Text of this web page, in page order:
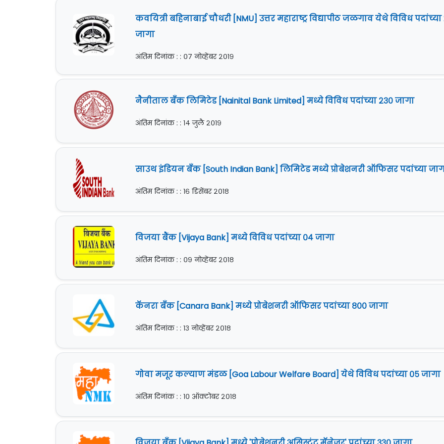
कवयित्री बहिनाबाई चौधरी [NMU] उत्तर महाराष्ट्र विद्यापीठ जळगाव येथे विविध
जागा
अंतिम दिनांक : : ०७ नोव्हेंबर २०१९
नैनीताल बँक लिमिटेड [Nainital Bank Limited] मध्ये विविध पदांच्या २३० जागा
अंतिम दिनांक : : १४ जुलै २०१९
साउथ इंडियन बँक [South Indian Bank] लिमिटेड मध्ये प्रोबेशनरी ऑफिसर पदांच्या
अंतिम दिनांक : : १६ डिसेंबर २०१८
विजया बैंक [Vijaya Bank] मध्ये विविध पदांच्या ०४ जागा
अंतिम दिनांक : : ०९ नोव्हेंबर २०१८
कॅनरा बँक [Canara Bank] मध्ये प्रोबेशनरी ऑफिसर पदांच्या ८०० जागा
अंतिम दिनांक : : १३ नोव्हेंबर २०१८
गोवा मजूर कल्याण मंडळ [Goa Labour Welfare Board] येथे विविध पदांच्या ०५ जागा
अंतिम दिनांक : : १० ऑक्टोबर २०१८